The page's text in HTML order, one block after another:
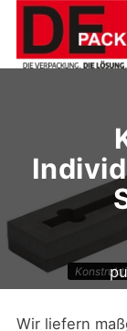
Wir liefern